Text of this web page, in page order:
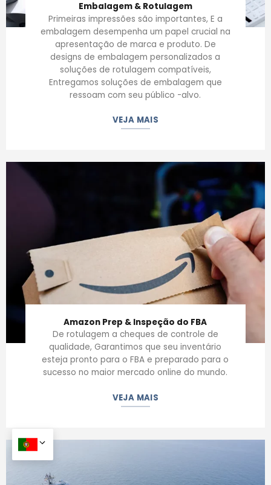
Embalagem & Rotulagem
Primeiras impressões são importantes, E a
embalagem desempenha um papel crucial na
apresentação de marca e produto. De
designs de embalagem personalizados a
soluções de rotulagem compatíveis,
Entregamos soluções de embalagem que
ressoam com seu público -alvo.
VEJA MAIS
Amazon Prep & Inspeção do FBA
De rotulagem a cheques de controle de
qualidade, Garantimos que seu inventário
esteja pronto para o FBA e preparado para o
sucesso no maior mercado online do mundo.
VEJA MAIS